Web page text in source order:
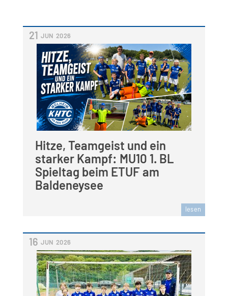
21 JUN 2026
Hitze, Teamgeist und ein
starker Kampf: MU10 1. BL
Spieltag beim ETUF am
Baldeneysee
lesen
16 JUN 2026